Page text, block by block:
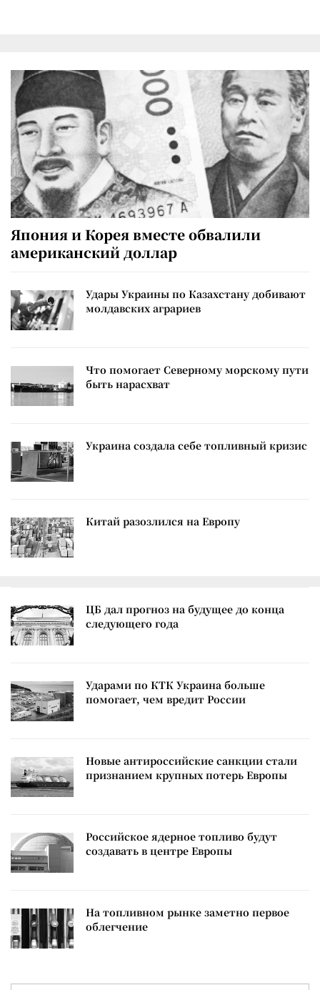
Япония и Корея вместе обвалили
американский доллар
Удары Украины по Казахстану добивают
молдавских аграриев
Что помогает Северному морскому пути
быть нарасхват
Украина создала себе топливный кризис
Китай разозлился на Европу
ЦБ дал прогноз на будущее до конца
следующего года
Ударами по КТК Украина больше
помогает, чем вредит России
Новые антироссийские санкции стали
признанием крупных потерь Европы
Российское ядерное топливо будут
создавать в центре Европы
На топливном рынке заметно первое
облегчение